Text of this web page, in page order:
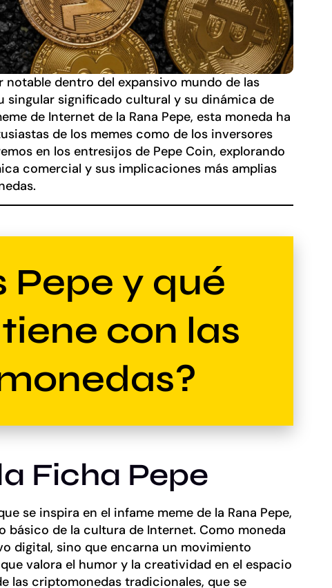
dentro del expansivo mundo de las
singular significado cultural y su dinámica de
de Internet de la Rana Pepe, esta moneda ha
de los memes como de los inversores
en los entresijos de Pepe Coin, explorando
comercial y sus implicaciones más amplias
Pepe y qué
con las
Ficha Pepe
se inspira en el infame meme de la Rana Pepe,
básico de la cultura de Internet. Como moneda
digital, sino que encarna un movimiento
valora el humor y la creatividad en el espacio
las criptomonedas tradicionales, que se